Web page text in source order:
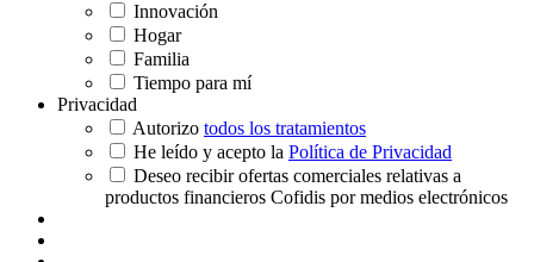
Innovación
Hogar
Familia
Tiempo para mí
Privacidad
Autorizo todos los tratamientos
He leído y acepto la Política de Privacidad
Deseo recibir ofertas comerciales relativas a
productos financieros Cofidis por medios electrónicos